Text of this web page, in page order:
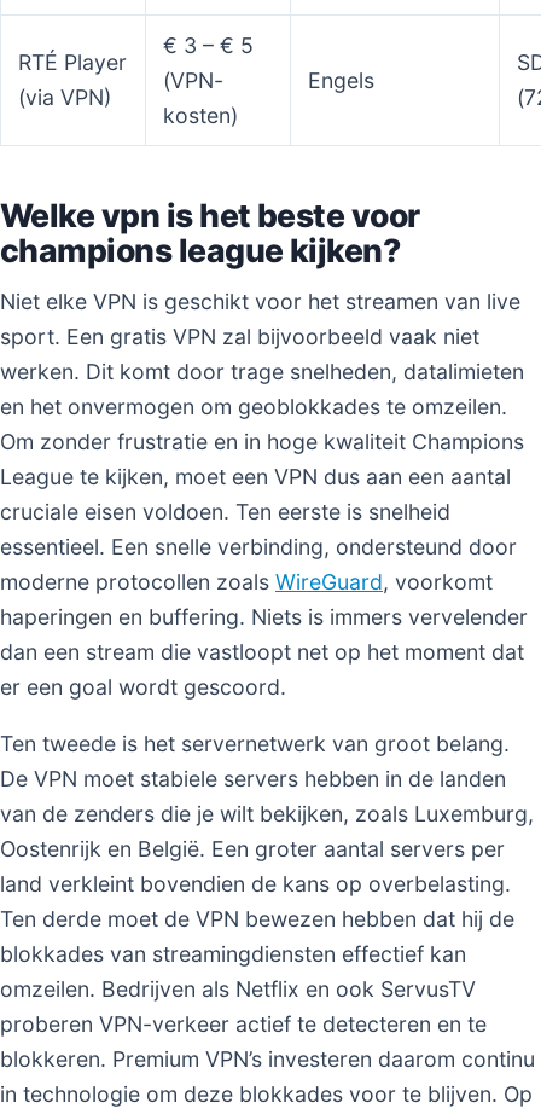
RTÉ Player
(via VPN)
€ 3 – € 5
(VPN-
kosten)
Engels
Welke vpn is het beste voor
champions league kijken?
Niet elke VPN is geschikt voor het streamen van live
sport. Een gratis VPN zal bijvoorbeeld vaak niet
werken. Dit komt door trage snelheden, datalimieten
en het onvermogen om geoblokkades te omzeilen.
Om zonder frustratie en in hoge kwaliteit Champions
League te kijken, moet een VPN dus aan een aantal
cruciale eisen voldoen. Ten eerste is snelheid
essentieel. Een snelle verbinding, ondersteund door
moderne protocollen zoals WireGuard, voorkomt
haperingen en buffering. Niets is immers vervelender
dan een stream die vastloopt net op het moment dat
er een goal wordt gescoord.
Ten tweede is het servernetwerk van groot belang.
De VPN moet stabiele servers hebben in de landen
van de zenders die je wilt bekijken, zoals Luxemburg,
Oostenrijk en België. Een groter aantal servers per
land verkleint bovendien de kans op overbelasting.
Ten derde moet de VPN bewezen hebben dat hij de
blokkades van streamingdiensten effectief kan
omzeilen. Bedrijven als Netflix en ook ServusTV
proberen VPN-verkeer actief te detecteren en te
blokkeren. Premium VPN’s investeren daarom continu
in technologie om deze blokkades voor te blijven. Op